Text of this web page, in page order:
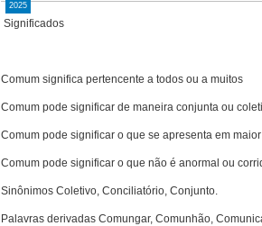
Significados
Comum significa pertencente a todos ou a muitos
Comum pode significar de maneira conjunta ou
Comum pode significar o que se apresenta em
Comum pode significar o que não é anormal ou
Sinônimos Coletivo, Conciliatório, Conjunto.
Palavras derivadas Comungar, Comunhão,
2025